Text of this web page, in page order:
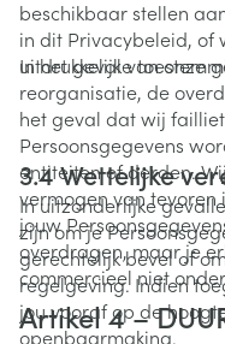
beschikbaar stellen
in dit Privacybeleid, of
uitdrukkelijke
In het geval van onze
reorganisatie, de
het geval dat wij
Persoonsgegevens
entiteiten of derden.
vermogen van
jouw
overdragen, maar je
commercieel niet
3.4 Wettelijke
In uitzonderlijke
zijn om je
gerechtelijk bevel of
regelgeving. Indien
jou vooraf op de
openbaarmaking.
Artikel 4 –